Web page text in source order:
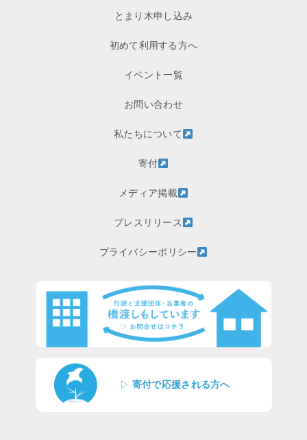
とまり木申し込み
初めて利用する方へ
イベント一覧
お問い合わせ
私たちについて
寄付
メディア掲載
プレスリリース
プライバシーポリシー
▷ 寄付で応援される方へ